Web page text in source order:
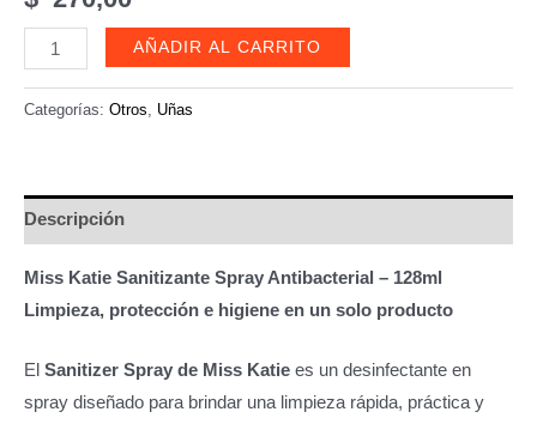
Sanitizante
Spray
Antibacterial
AÑADIR AL CARRITO
Categorías: Otros, Uñas
Descripción
Miss Katie Sanitizante Spray Antibacterial – 128ml
Limpieza, protección e higiene en un solo producto
El Sanitizer Spray de Miss Katie es un desinfectante en
spray diseñado para brindar una limpieza rápida, práctica y